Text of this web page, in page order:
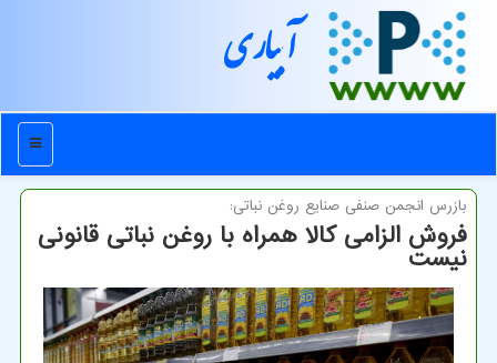
آبیاری
منو
بازرس انجمن صنفی صنایع روغن نباتی:
فروش الزامی كالا همراه با روغن نباتی قانونی
نیست